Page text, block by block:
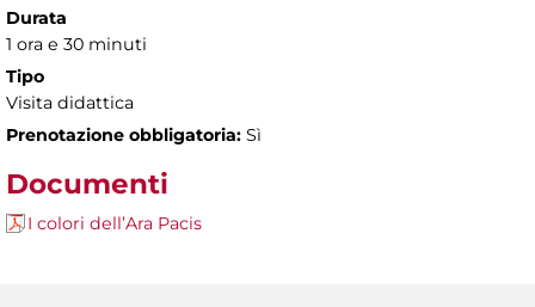
Durata
1 ora e 30 minuti
Tipo
Visita didattica
Prenotazione obbligatoria: Sì
Documenti
I colori dell’Ara Pacis